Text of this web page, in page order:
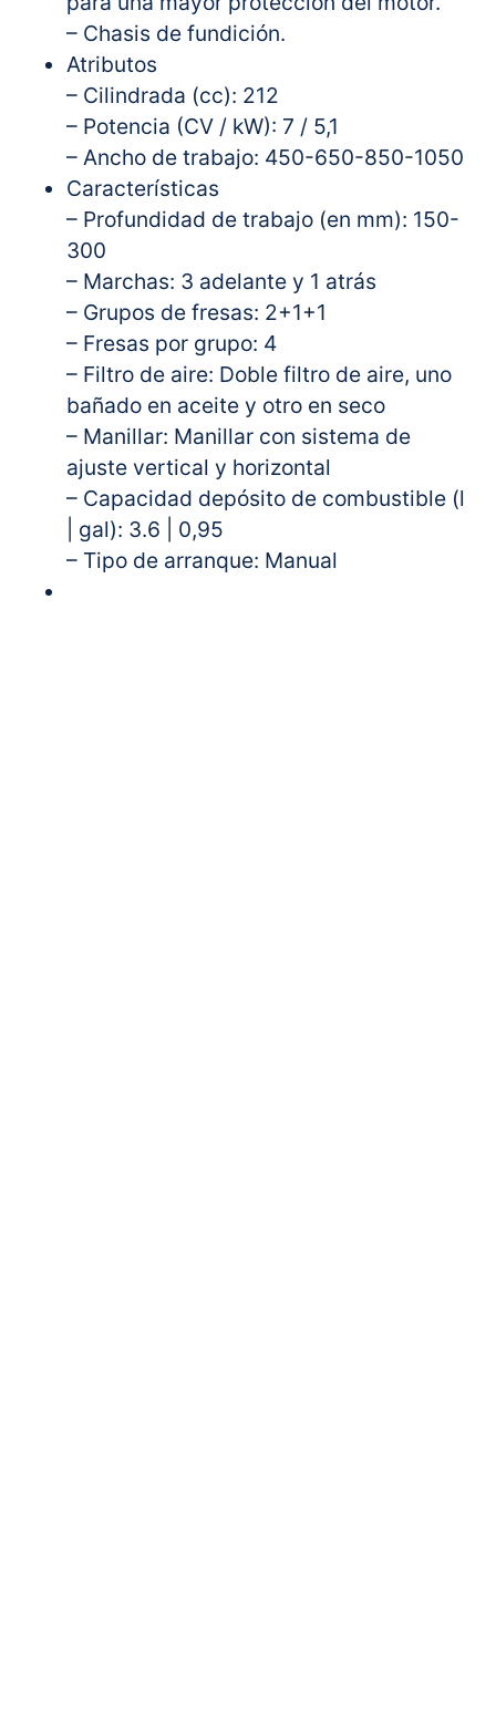
– Chasis de fundición.
Atributos
– Cilindrada (cc): 212
– Potencia (CV / kW): 7 / 5,1
– Ancho de trabajo: 450-650-850-1050
Características
– Profundidad de trabajo (en mm): 150-
300
– Marchas: 3 adelante y 1 atrás
– Grupos de fresas: 2+1+1
– Fresas por grupo: 4
– Filtro de aire: Doble filtro de aire, uno
bañado en aceite y otro en seco
– Manillar: Manillar con sistema de
ajuste vertical y horizontal
– Capacidad depósito de combustible (l
| gal): 3.6 | 0,95
– Tipo de arranque: Manual